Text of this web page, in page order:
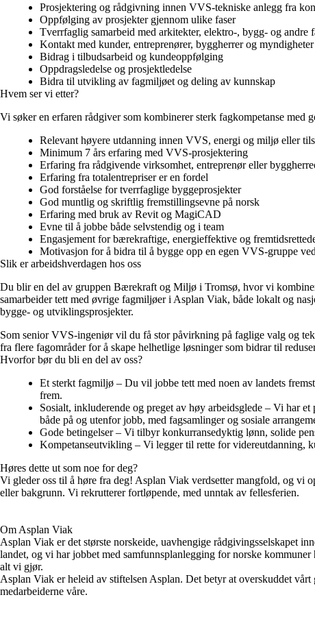
Prosjektering og rådgivning innen VVS-tekniske anlegg fra
Oppfølging av prosjekter gjennom ulike faser
Tverrfaglig samarbeid med arkitekter, elektro-, bygg- og andre
Kontakt med kunder, entreprenører, byggherrer og myndigheter
Bidrag i tilbudsarbeid og kundeoppfølging
Oppdragsledelse og prosjektledelse
Bidra til utvikling av fagmiljøet og deling av kunnskap
Hvem ser vi etter?
Vi søker en erfaren rådgiver som kombinerer sterk fagkompetanse med
Relevant høyere utdanning innen VVS, energi og miljø eller
Minimum 7 års erfaring med VVS-prosjektering
Erfaring fra rådgivende virksomhet, entreprenør eller
Erfaring fra totalentrepriser er en fordel
God forståelse for tverrfaglige byggeprosjekter
God muntlig og skriftlig fremstillingsevne på norsk
Erfaring med bruk av Revit og MagiCAD
Evne til å jobbe både selvstendig og i team
Engasjement for bærekraftige, energieffektive og
Motivasjon for å bidra til å bygge opp en egen VVS-gruppe
Slik er arbeidshverdagen hos oss
Du blir en del av gruppen Bærekraft og Miljø i Tromsø, hvor vi
samarbeider tett med øvrige fagmiljøer i Asplan Viak, både lokalt og
bygge- og utviklingsprosjekter.
Som senior VVS-ingeniør vil du få stor påvirkning på faglige valg og
fra flere fagområder for å skape helhetlige løsninger som bidrar til
Hvorfor bør du bli en del av oss?
Et sterkt fagmiljø – Du vil jobbe tett med noen av landets
frem.
Sosialt, inkluderende og preget av høy arbeidsglede – Vi har
både på og utenfor jobb, med fagsamlinger og sosiale
Gode betingelser – Vi tilbyr konkurransedyktig lønn, solide
Kompetanseutvikling – Vi legger til rette for videreutdanning,
Høres dette ut som noe for deg?
Vi gleder oss til å høre fra deg! Asplan Viak verdsetter mangfold, og vi
eller bakgrunn. Vi rekrutterer fortløpende, med unntak av fellesferien.
Om Asplan Viak
Asplan Viak er det største norskeide, uavhengige rådgivingsselskapet
landet, og vi har jobbet med samfunnsplanlegging for norske
alt vi gjør.
Asplan Viak er heleid av stiftelsen Asplan. Det betyr at overskuddet
medarbeiderne våre.